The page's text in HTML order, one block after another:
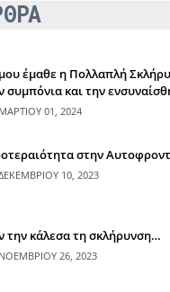
έμαθε η Πολλαπλή
συμπόνια και την
ΜΑΡΤΙΟΥ 01, 2024
στην
10, 2023
την κάλεσα τη σκλήρυνση…
ΝΟΕΜΒΡΙΟΥ 26, 2023